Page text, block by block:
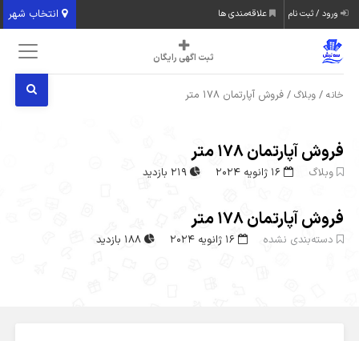
انتخاب شهر ورود / ثبت نام علاقه‌مندی ها
ثبت اگهی رایگان
خانه /وبلاگ / فروش آپارتمان ۱۷۸ متر‌
فروش آپارتمان ۱۷۸ متر‌
وبلاگ 16 ژانویه 2024 219 بازدید
فروش آپارتمان ۱۷۸ متر‌
دسته‌بندی نشده 16 ژانویه 2024 188 بازدید